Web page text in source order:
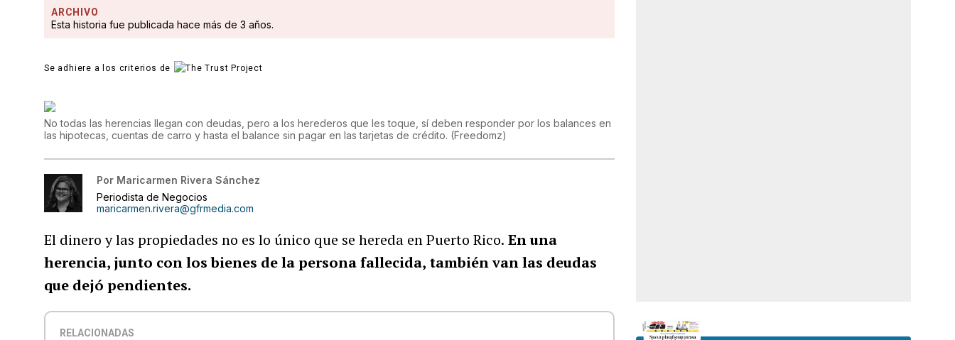
ARCHIVO
Esta historia fue publicada hace más de 3 años.
Se adhiere a los criterios de
No todas las herencias llegan con deudas, pero a los herederos que les toque, sí deben responder por los balances en
las hipotecas, cuentas de carro y hasta el balance sin pagar en las tarjetas de crédito. (Freedomz)
Por Maricarmen Rivera Sánchez
Periodista de Negocios
maricarmen.rivera@gfrmedia.com
El dinero y las propiedades no es lo único que se hereda en Puerto Rico. En una
herencia, junto con los bienes de la persona fallecida, también van las deudas
que dejó pendientes.
RELACIONADAS